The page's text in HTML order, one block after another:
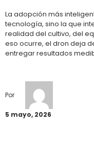
La adopción más
tecnología, sino la que
realidad del cultivo, del
eso ocurre, el dron deja
entregar resultados
Por
5 mayo, 2026